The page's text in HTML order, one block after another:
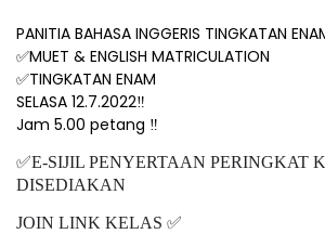
PANITIA BAHASA INGGERIS TINGKATAN
✅MUET & ENGLISH MATRICULATION
✅TINGKATAN ENAM
SELASA 12.7.2022‼️
Jam 5.00 petang ‼️
✅E-SIJIL PENYERTAAN PERINGKAT
DISEDIAKAN
JOIN LINK KELAS ✅